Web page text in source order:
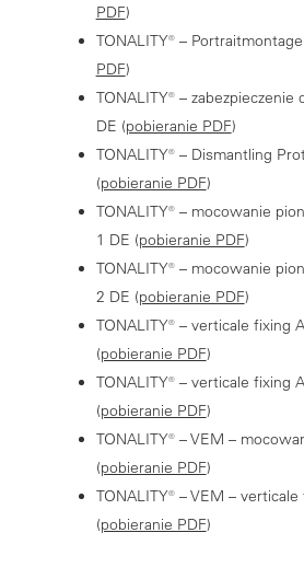
PDF)
TONALITY® –
PDF)
TONALITY® –
DE (pobieranie PDF)
TONALITY® – Dismantling
(pobieranie PDF)
TONALITY® – mocowanie
1 DE (pobieranie PDF)
TONALITY® – mocowanie
2 DE (pobieranie PDF)
TONALITY® – verticale fixing
(pobieranie PDF)
TONALITY® – verticale fixing
(pobieranie PDF)
TONALITY® – VEM –
(pobieranie PDF)
TONALITY® – VEM –
(pobieranie PDF)